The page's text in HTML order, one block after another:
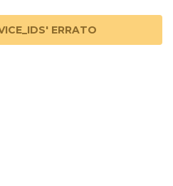
ERRATO